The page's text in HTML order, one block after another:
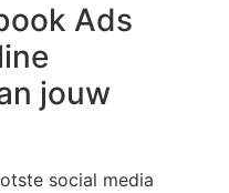
Ads
jouw
social media